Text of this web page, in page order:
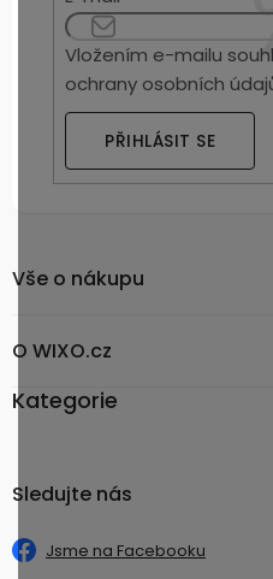
Vložením e-mailu
ochrany osobních
PŘIHLÁSIT SE
Vše o nákupu
O WIXO.cz
Kategorie
Sledujte nás
Jsme na Facebooku